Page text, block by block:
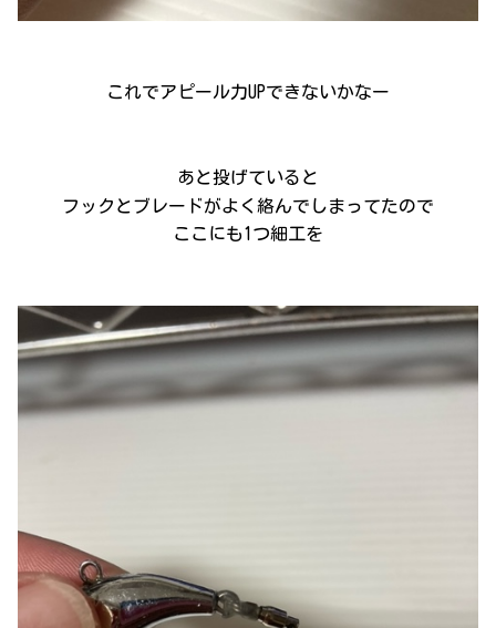
これでアピール力UPできないかなー
あと投げていると
フックとブレードがよく絡んでしまってたので
ここにも1つ細工を